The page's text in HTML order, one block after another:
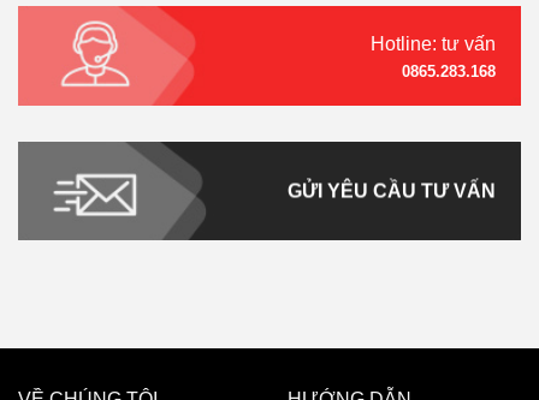
Hotline: tư vấn
0865.283.168
GỬI YÊU CẦU TƯ VẤN